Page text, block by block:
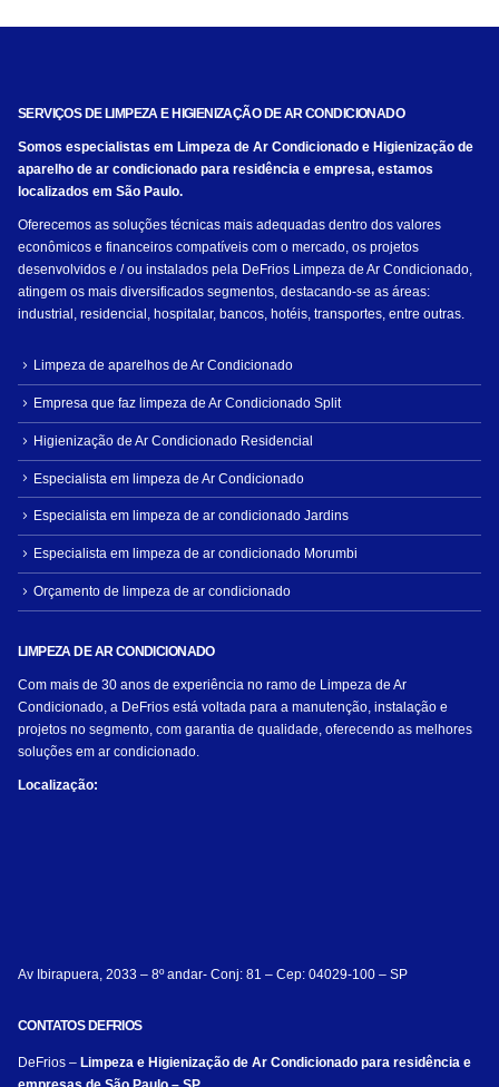
SERVIÇOS DE LIMPEZA E HIGIENIZAÇÃO DE AR CONDICIONADO
Somos especialistas em Limpeza de Ar Condicionado e Higienização de
aparelho de ar condicionado para residência e empresa, estamos
localizados em São Paulo.
Oferecemos as soluções técnicas mais adequadas dentro dos valores
econômicos e financeiros compatíveis com o mercado, os projetos
desenvolvidos e / ou instalados pela DeFrios Limpeza de Ar Condicionado,
atingem os mais diversificados segmentos, destacando-se as áreas:
industrial, residencial, hospitalar, bancos, hotéis, transportes, entre outras.
Limpeza de aparelhos de Ar Condicionado
Empresa que faz limpeza de Ar Condicionado Split
Higienização de Ar Condicionado Residencial
Especialista em limpeza de Ar Condicionado
Especialista em limpeza de ar condicionado Jardins
Especialista em limpeza de ar condicionado Morumbi
Orçamento de limpeza de ar condicionado
LIMPEZA DE AR CONDICIONADO
Com mais de 30 anos de experiência no ramo de Limpeza de Ar
Condicionado, a DeFrios está voltada para a manutenção, instalação e
projetos no segmento, com garantia de qualidade, oferecendo as melhores
soluções em ar condicionado.
Localização:
Av Ibirapuera, 2033 – 8º andar- Conj: 81 – Cep: 04029-100 – SP
CONTATOS DEFRIOS
DeFrios – Limpeza e Higienização de Ar Condicionado para residência e
empresas de São Paulo – SP.